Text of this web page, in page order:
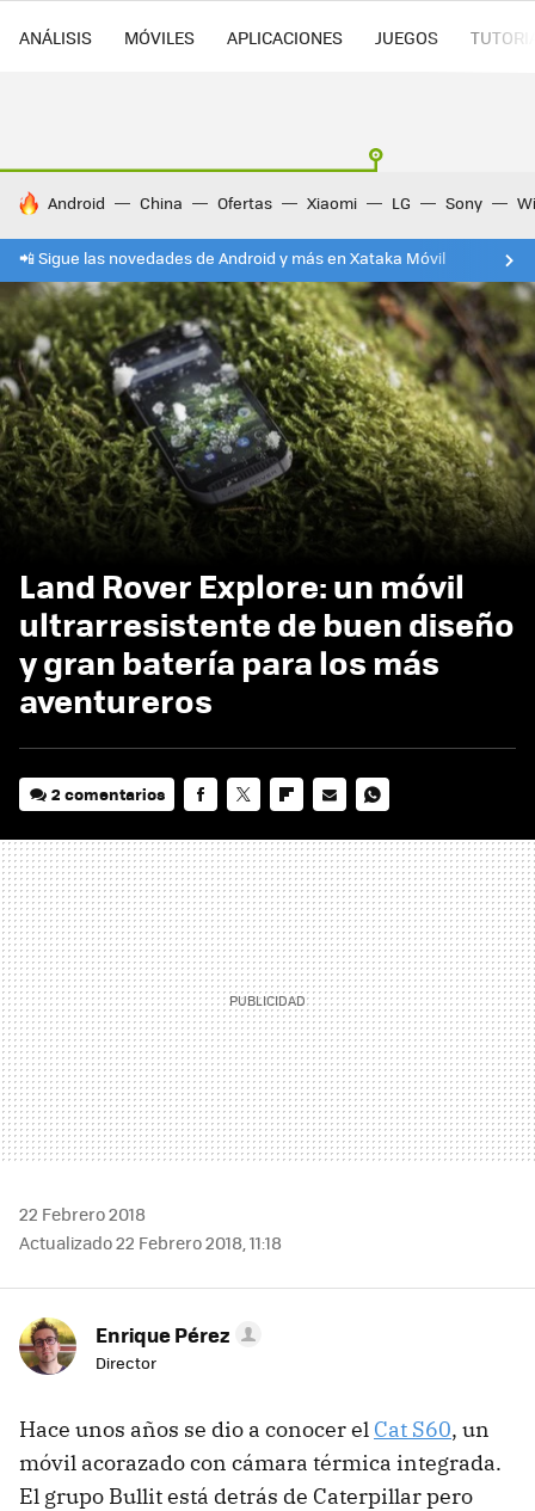
ANÁLISIS MÓVILES APLICACIONES JUEGOS
HOY SE HABLA DE
Android China Ofertas Xiaomi LG Sony
📲 Sigue las novedades de Android y más en Xataka Móvil
Land Rover Explore: un móvil
ultrarresistente de buen diseño
y gran batería para los más
aventureros
2 comentarios
MAIL
22 Febrero 2018
Actualizado 22 Febrero 2018, 11:18
Enrique Pérez
Director
Hace unos años se dio a conocer el Cat S60, un
móvil acorazado con cámara térmica integrada.
El grupo Bullit está detrás de Caterpillar pero